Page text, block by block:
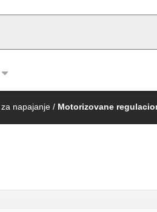
napajanje / Motorizovane